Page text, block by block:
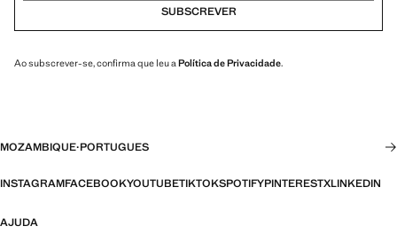
SUBSCREVER
Ao subscrever-se, confirma que leu a Política de Privacidade.
MOZAMBIQUE·PORTUGUES
INSTAGRAMFACEBOOKYOUTUBETIKTOKSPOTIFYPINTERESTXLINKEDIN
AJUDA